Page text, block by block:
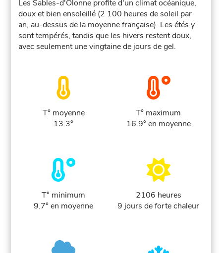
Les Sables-d'Olonne profite d'un climat océanique,
doux et bien ensoleillé (2 100 heures de soleil par
an, au-dessus de la moyenne française). Les étés y
sont tempérés, tandis que les hivers restent doux,
avec seulement une vingtaine de jours de gel.
T° moyenne
13.3°
T° maximum
16.9° en moyenne
T° minimum
9.7° en moyenne
2106 heures
9 jours de forte chaleur